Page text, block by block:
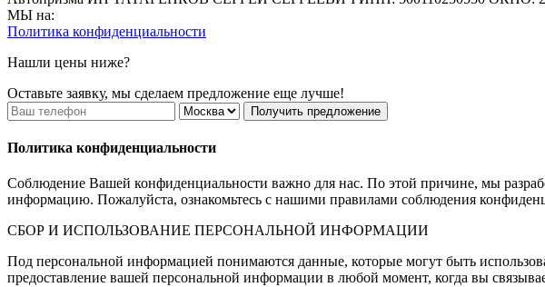
МЫ на:
Политика конфиденциальности
Нашли цены ниже?
Оставьте заявку, мы сделаем предложение еще лучше!
Получить предложение
Политика конфиденциальности
Соблюдение Вашей конфиденциальности важно для нас. По этой причине, мы
информацию. Пожалуйста, ознакомьтесь с нашими правилами соблюдения
СБОР И ИСПОЛЬЗОВАНИЕ ПЕРСОНАЛЬНОЙ ИНФОРМАЦИИ
Под персональной информацией понимаются данные, которые могут быть
предоставление вашей персональной информации в любой момент, когда вы